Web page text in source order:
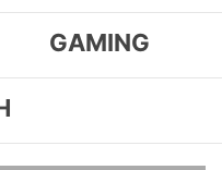
GAMING